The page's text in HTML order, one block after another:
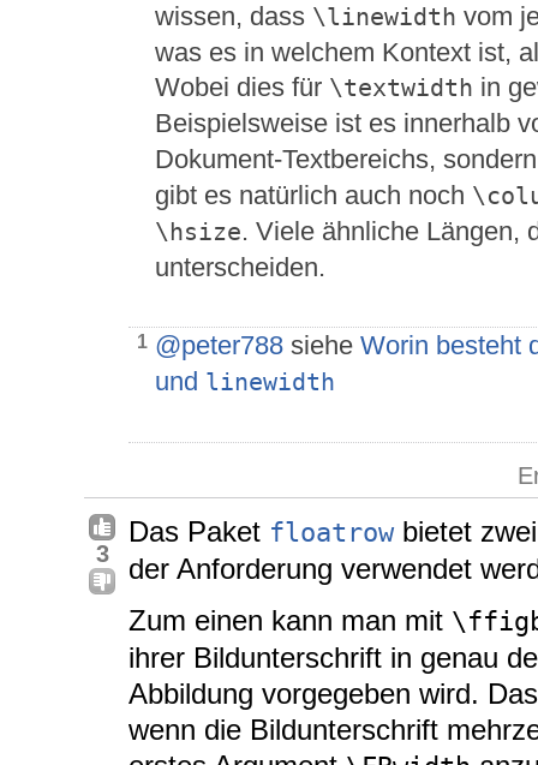
wissen, dass \linewidth vom
was es in welchem Kontext ist,
Wobei dies für \textwidth in
Beispielsweise ist es innerhalb
Dokument-Textbereichs,
gibt es natürlich auch noch
\hsize. Viele ähnliche Längen,
unterscheiden.
1 @peter788 siehe Worin besteht
und linewidth
3
Das Paket floatrowbietet
der Anforderung verwendet
Zum einen kann man mit
ihrer Bildunterschrift in genau
Abbildung vorgegeben wird.
wenn die Bildunterschrift